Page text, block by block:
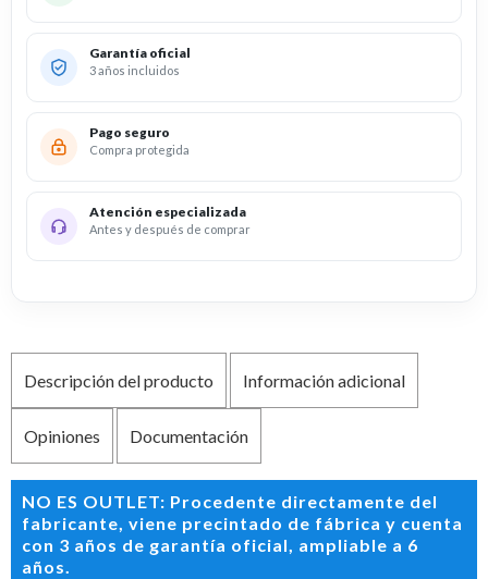
Garantía oficial
3 años incluidos
Pago seguro
Compra protegida
Atención especializada
Antes y después de comprar
Descripción del producto Información adicional
Opiniones Documentación
NO ES OUTLET: Procedente directamente del
fabricante, viene precintado de fábrica y cuenta
con 3 años de garantía oficial, ampliable a 6
años.